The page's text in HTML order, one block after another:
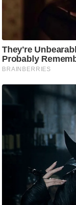
चा
य
प
र
स
मी
क्षा
ति
भु